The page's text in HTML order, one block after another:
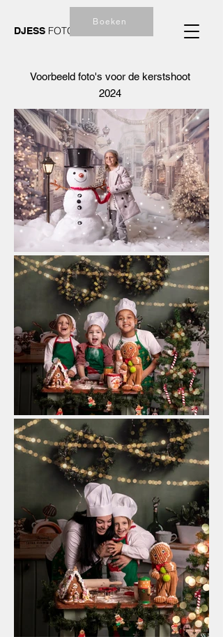
DJESS FOTOGRAFIE
Boeken
Voorbeeld foto's voor de kerstshoot
2024